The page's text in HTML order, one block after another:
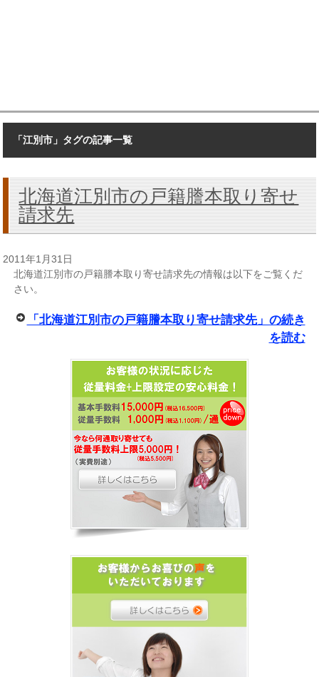
「江別市」タグの記事一覧
北海道江別市の戸籍謄本取り寄せ
請求先
2011年1月31日
北海道江別市の戸籍謄本取り寄せ請求先の情報は以下をご覧くだ
さい。
「北海道江別市の戸籍謄本取り寄せ請求先」の続き
を読む